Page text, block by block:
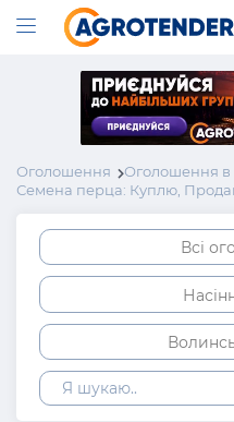
Оголошення
Оголошення в
Семена перца: Куплю,
Всі